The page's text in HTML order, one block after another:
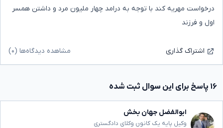
درخواست مهریه کند با توجه به درامد چهار ملیون مرد و داشتن همسر
اول و فرزند
اشتراک گذاری مشاهده دیدگاه‌ها (۰)
۱۶ پاسخ برای این سوال ثبت شده
ابوالفضل جهان بخش
وکیل پایه یک کانون وکلای دادگستری